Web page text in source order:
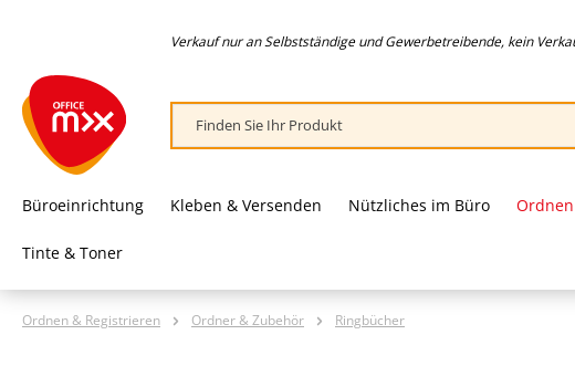
Verkauf nur an Selbstständige und Gewerbetreibende, kein
Büroeinrichtung Kleben & Versenden Nützliches im Büro
Tinte & Toner
Ordnen & Registrieren Ordner & Zubehör Ringbücher